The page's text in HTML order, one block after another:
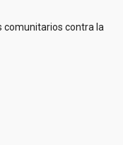
comunitarios contra la